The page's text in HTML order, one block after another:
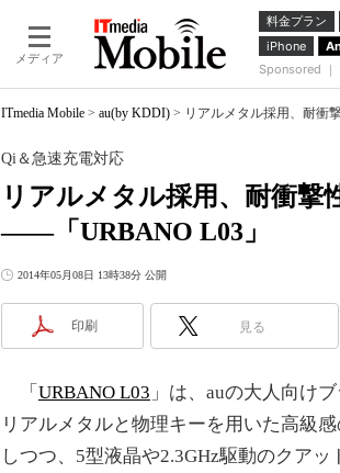
メディア
料金プラン
iPhone
Sponsored ｜
ITmedia Mobile > au(by KDDI) > リアルメタル採用、耐衝
リアルメタル採用、耐衝撃
――「URBANO L03」
Qi＆急速充電対応
2014年05月08日 13時38分 公開
印刷 見る
「 URBANO L03 」は、auの大人向け
リアルメタルと物理キーを用いた高級
しつつ、5型液晶や2.3GHz駆動のクア